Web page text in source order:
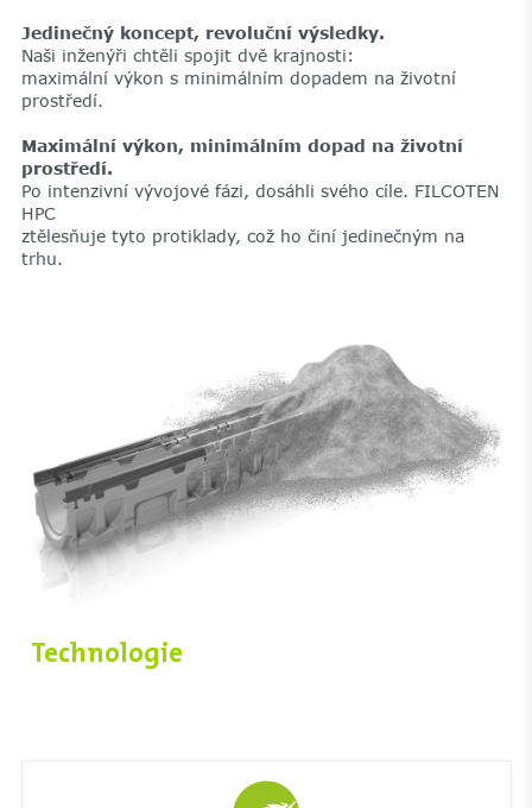
Jedinečný koncept, revoluční výsledky.
Naši inženýři chtěli spojit dvě krajnosti:
maximální výkon s minimálním dopadem na životní
prostředí.
Maximální výkon, minimálním dopad na životní
prostředí.
Po intenzivní vývojové fázi, dosáhli svého cíle. FILCOTEN
HPC
ztělesňuje tyto protiklady, což ho činí jedinečným na
trhu.
Technologie